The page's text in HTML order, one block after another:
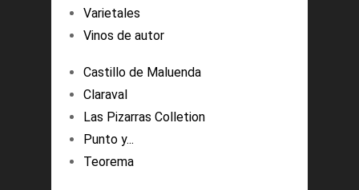
Varietales
Vinos de autor
Castillo de Maluenda
Claraval
Las Pizarras Colletion
Punto y...
Teorema